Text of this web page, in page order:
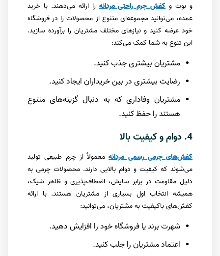
و بوت وکفش چرم راحتی مردانهرا ارائه می‌دهند. با خرید
عمده، می‌توانید مجموعه‌ای متنوع از محصولات را در فروشگاه
خود عرضه کنید و نیازهای مختلف مشتریان را برآورده سازید.
این تنوع به شما کمک می‌کند:
مشتریان بیشتری جذب کنید.
رضایت بیشتری در بین خریداران ایجاد کنید.
مشتریان وفاداری که به دنبال گزینه‌های متنوع
هستند را حفظ کنید.
4. دوام و کیفیت بالا
کفش‌های چرمی رسمی مردانهمعمولاً از چرم طبیعی تولید
می‌شوند که کیفیت و دوام بالایی دارند. محصولات چرمی به
دلیل مقاومت در برابر سایش، انعطاف‌پذیری و ظاهر شیک،
همیشه انتخاب اول بسیاری از مشتریان هستند. با ارائه
کفش‌های باکیفیت به مشتریان، می‌توانید:
شهرت برند یا فروشگاه خود را افزایش دهید.
اعتماد مشتریان را جلب کنید.